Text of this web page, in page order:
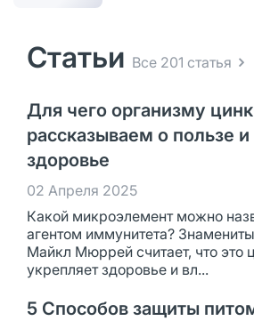
Статьи Все 201 статья
Для чего организму
рассказываем о пользе
здоровье
02 Апреля 2025
Какой микроэлемент можно
агентом иммунитета?
Майкл Мюррей считает, что это
укрепляет здоровье и вл...
5 Способов защиты